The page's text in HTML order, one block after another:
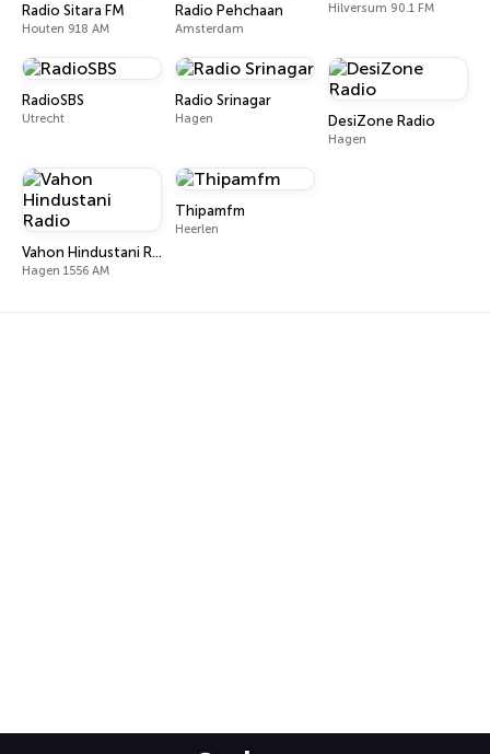
Radio Sitara FM
Houten 918 AM
Radio Pehchaan
Amsterdam
Hilversum 90.1 FM
RadioSBS
Utrecht
Radio Srinagar
Hagen DesiZone Radio
Hagen
Vahon Hindustani Radio
Hagen 1556 AM
Thipamfm
Heerlen